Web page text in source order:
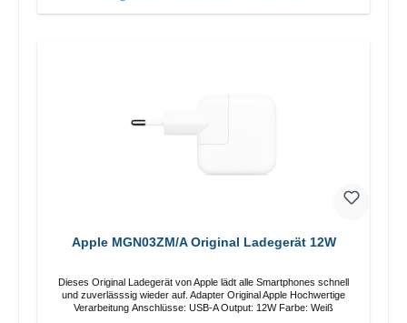
Apple MGN03ZM/A Original Ladegerät 12W
Dieses Original Ladegerät von Apple lädt alle Smartphones schnell
und zuverlässsig wieder auf. Adapter Original Apple Hochwertige
Verarbeitung Anschlüsse: USB-A Output: 12W Farbe: Weiß